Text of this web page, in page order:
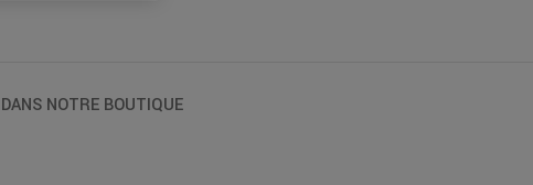
NOTRE BOUTIQUE